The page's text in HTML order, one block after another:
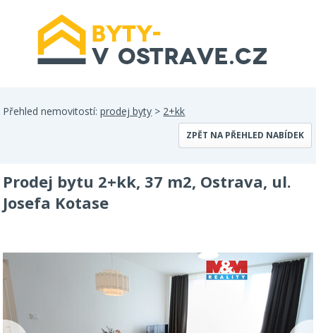
Přehled nemovitostí:prodej byty > 2+kk
ZPĚT NA PŘEHLED NABÍDEK
Prodej bytu 2+kk, 37 m2, Ostrava, ul.
Josefa Kotase